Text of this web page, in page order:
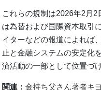
これらの規制は2026年2月
は為替および国際資本取引
イターなどの報道によれば
止と金融システムの安定化
済活動の一部として位置づ
関連：金持ち父さん著者キ